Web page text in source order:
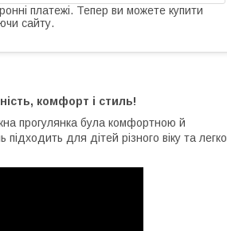
платежі. Тепер ви можете купити
сайту.
комфорт і стиль!
прогулянка була комфортною й
для дітей різного віку та легко